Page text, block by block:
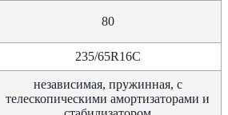
80
235/65R16C
независимая, пружинная, с
телескопическими амортизаторами и